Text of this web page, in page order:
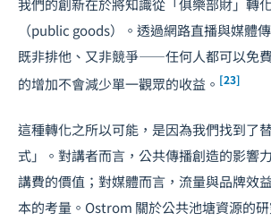
我們的創新在於將知識從「俱樂部財」轉
（public goods）。透過網路直播與媒體
既非排他、又非競爭——任何人都可以免
的增加不會減少單一觀眾的收益。 [23]
這種轉化之所以可能，是因為我們找到了
式」。對講者而言，公共傳播創造的影響
講費的價值；對媒體而言，流量與品牌效
本的考量。Ostrom 關於公共池塘資源的